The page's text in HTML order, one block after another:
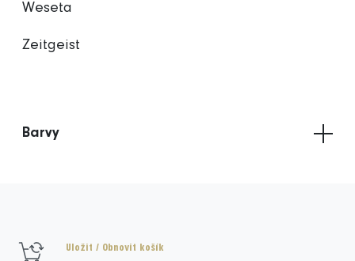
Weseta
Zeitgeist
Barvy
Uložit / Obnovit košík